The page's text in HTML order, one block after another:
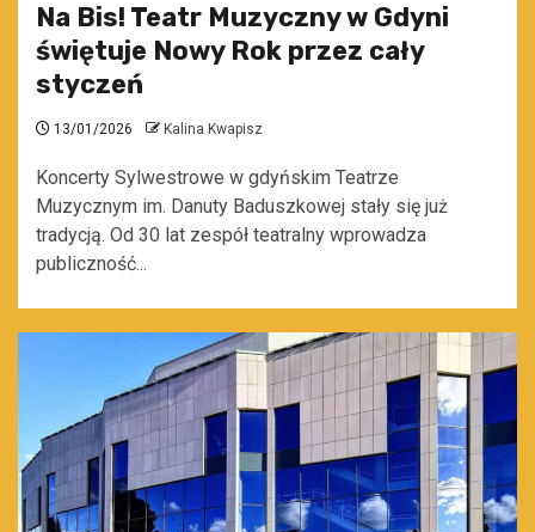
Na Bis! Teatr Muzyczny w Gdyni
świętuje Nowy Rok przez cały
styczeń
13/01/2026 Kalina Kwapisz
Koncerty Sylwestrowe w gdyńskim Teatrze
Muzycznym im. Danuty Baduszkowej stały się już
tradycją. Od 30 lat zespół teatralny wprowadza
publiczność...